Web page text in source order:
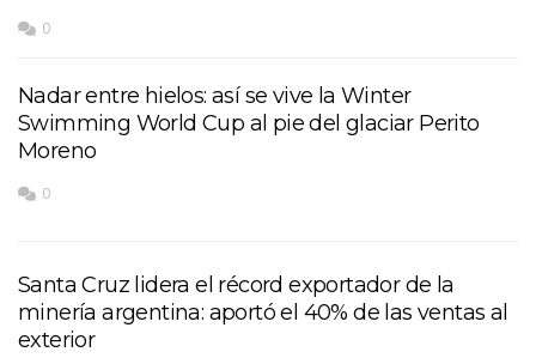
0
Nadar entre hielos: así se vive la Winter
Swimming World Cup al pie del glaciar Perito
Moreno
0
Santa Cruz lidera el récord exportador de la
minería argentina: aportó el 40% de las ventas al
exterior